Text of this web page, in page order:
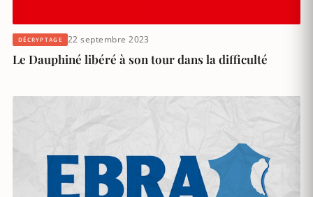
DÉCRYPTAGE 22 septembre 2023
Le Dauphiné libéré à son tour dans la difficulté